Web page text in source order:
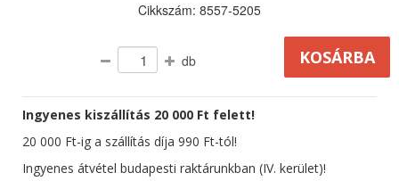
Cikkszám: 8557-5205
db
Ingyenes kiszállítás 20 000 Ft felett!
20 000 Ft-ig a szállítás díja 990 Ft-tól!
Ingyenes átvétel budapesti raktárunkban (IV. kerület)!